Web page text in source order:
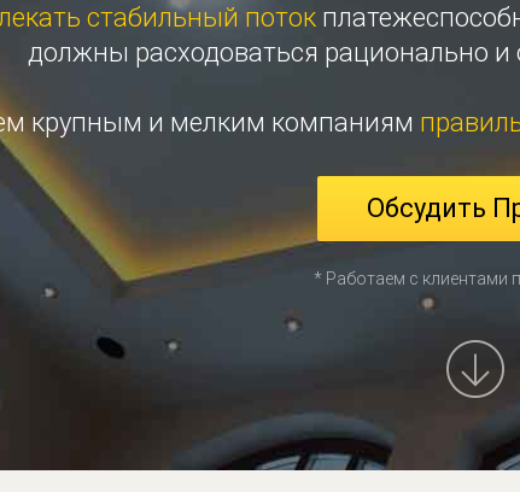
стабильный поток
должны расходоваться рационально и
крупным и мелким компаниям
Обсудить
* Работаем с клиентами